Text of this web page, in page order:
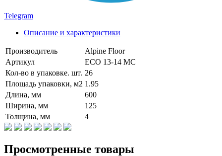
Telegram
Описание и характеристики
Производитель
Alpine Floor
Артикул
ЕСО 13-14 MC
Кол-во в упаковке. шт. 26
Площадь упаковки, м2 1.95
Длина, мм
600
Ширина, мм
125
Толщина, мм
4
Просмотренные товары